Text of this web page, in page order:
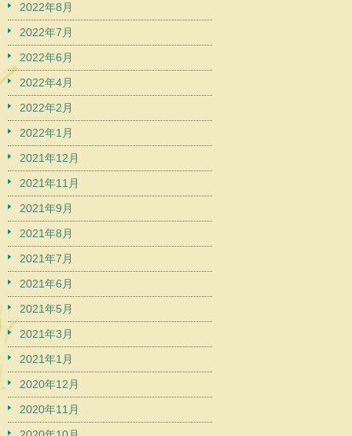
2022年8月
2022年7月
2022年6月
2022年4月
2022年2月
2022年1月
2021年12月
2021年11月
2021年9月
2021年8月
2021年7月
2021年6月
2021年5月
2021年3月
2021年1月
2020年12月
2020年11月